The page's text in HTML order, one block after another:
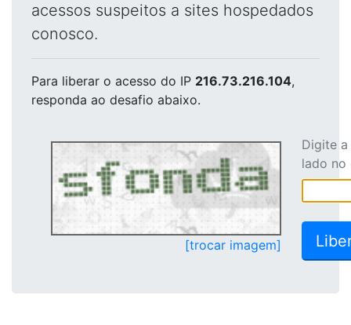
acessos suspeitos a sites hospedados
conosco.
Para liberar o acesso do IP 216.73.216.104,
responda ao desafio abaixo.
[trocar imagem]
Digite
lado no